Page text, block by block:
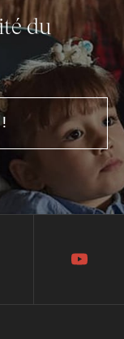
du
youtube